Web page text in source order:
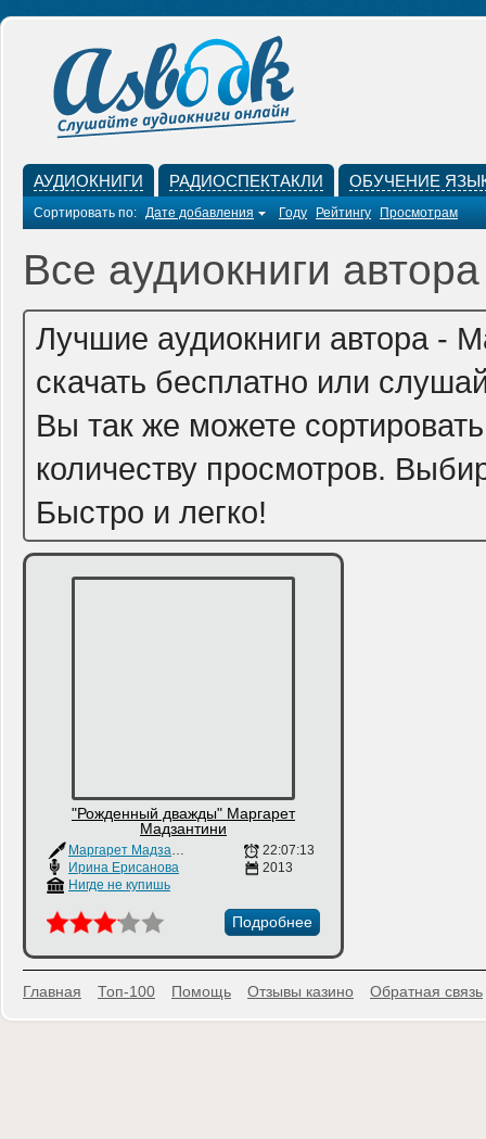
АУДИОКНИГИ РАДИОСПЕКТАКЛИ ОБУЧЕНИЕ
Сортировать по: Дате добавления Году Рейтингу Просмотрам
Все аудиокниги
Лучшие аудиокниги автора -
скачать бесплатно или
Вы так же можете
количеству просмотров.
Быстро и легко!
"Рожденный дважды" Маргарет
Мадзантини
Маргарет Мадзантини
Ирина Ерисанова
Нигде не купишь
22:07:13
2013
Подробнее
Главная Топ-100 Помощь Отзывы казино Обратная связь